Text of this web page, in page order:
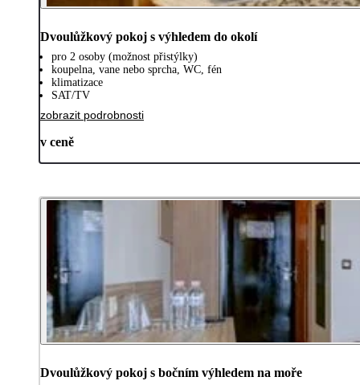
Dvoulůžkový pokoj s výhledem do okolí
pro 2 osoby (možnost přistýlky)
koupelna, vane nebo sprcha, WC, fén
klimatizace
SAT/TV
zobrazit podrobnosti
v ceně
Dvoulůžkový pokoj s bočním výhledem na moře